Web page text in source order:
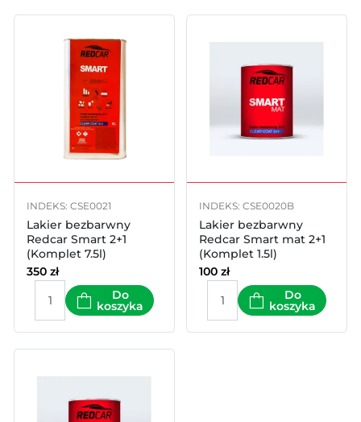
INDEKS: CSE0021
Lakier bezbarwny
Redcar Smart 2+1
(Komplet 7.5l)
350 zł
Do
koszyka
INDEKS: CSE0020B
Lakier bezbarwny
Redcar Smart mat 2+1
(Komplet 1.5l)
100 zł
Do
koszyka